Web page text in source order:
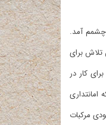
چشمم آمد.
برای
کار در
مرکبات